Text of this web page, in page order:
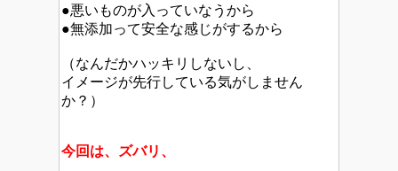
●悪いものが入っていなうから
●無添加って安全な感じがするから
（なんだかハッキリしないし、
イメージが先行している気がしません
か？）
今回は、ズバリ、